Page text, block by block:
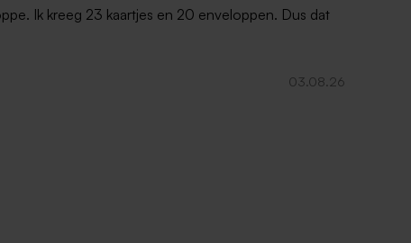
Ik kreeg 23 kaartjes en 20 enveloppen. Dus dat
03.08.26